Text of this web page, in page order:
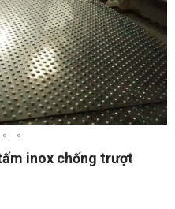
inox chống trượt